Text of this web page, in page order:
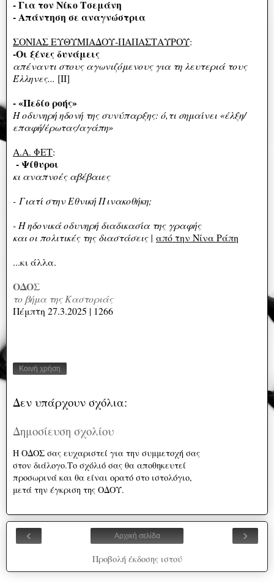
- Για τον Νίκο Τσεμάνη
- Απάντηση σε αναγνώστρια
ΣΟΝΙΑΣ ΕΥΘΥΜΙΑΔΟΥ-ΠΑΠΑΣΤΑΥΡΟΥ:
-Οι ξένες δυνάμεις
απέναντι στους αγωνιζόμενους για τη λευτεριά τους
Έλληνες... [ΙΙ]
- «Πεδίο ροής»
Η οδυνηρή ηδονή της συνύπαρξης: ό,τι σημαίνει «έλξη/
επαφή/έρωτας/αγάπη»
Α.Α. ΦΕΤ:
- Ψίθυροι
κι αναπνοές αβέβαιες
- Γιατί στην Εθνική Πινακοθήκη;
- Η ηδονικά οδυνηρή διαδικασία της γραφής
και οι πολιτικές της διαστάσεις | από την Νίνα Ράπη
...κι άλλα.
ΟΔΟΣ
το βήμα της Καστοριάς
Πέμπτη 27.3.2025 | 1266
Κοινή χρήση
Δεν υπάρχουν σχόλια:
Δημοσίευση σχολίου
Η ΟΔΟΣ σας ευχαριστεί για την συμμετοχή σας
στον διάλογο.Το σχόλιό σας θα αποθηκευτεί
προσωρινά και θα είναι ορατό στο ιστολόγιο,
μετά την έγκριση της ΟΔΟΥ.
‹ ›
Αρχική σελίδα
Προβολή έκδοσης ιστού